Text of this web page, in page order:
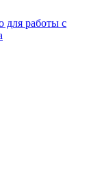
для работы с